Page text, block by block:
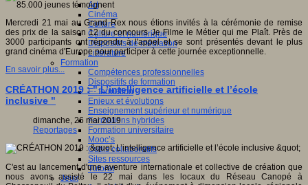
Art
Cinéma
Culture
Culture et numérique
Dispositifs de médiation
Littérature
Formation
Compétences professionnelles
Dispositifs de formation
E- formation
Enjeux et évolutions
Enseignement supérieur et numérique
Formations hybrides
Formation universitaire
Mooc’s
Outils collaboratifs
Sites ressources
Tutorat
Jeux
Mercredi 21 mai au Grand Rex nous étions invités à la cérémonie de remise
des prix de la saison 12 du concours Je Filme le Métier qui me Plaît. Près de
3000 participants ont répondu à l'appel et se sont présentés devant le plus
grand cinéma d'Europe pour participer à cette journée exceptionnelle.
En savoir plus...
CRÉATHON 2019 : " L’intelligence artificielle et l’école
inclusive "
dimanche, 26 mai 2019
Reportages
C'est au lancement d'une aventure internationale et collective de création que
nous avons assisté le 22 mai dans les locaux du Réseau Canopé à